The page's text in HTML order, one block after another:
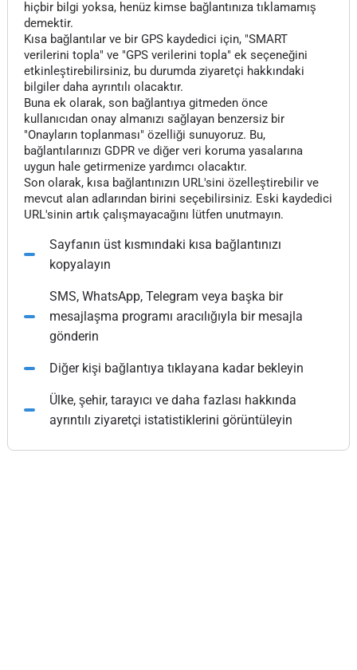
hiçbir bilgi yoksa, henüz kimse bağlantınıza tıklamamış
demektir.
Kısa bağlantılar ve bir GPS kaydedici için, "SMART
verilerini topla" ve "GPS verilerini topla" ek seçeneğini
etkinleştirebilirsiniz, bu durumda ziyaretçi hakkındaki
bilgiler daha ayrıntılı olacaktır.
Buna ek olarak, son bağlantıya gitmeden önce
kullanıcıdan onay almanızı sağlayan benzersiz bir
"Onayların toplanması" özelliği sunuyoruz. Bu,
bağlantılarınızı GDPR ve diğer veri koruma yasalarına
uygun hale getirmenize yardımcı olacaktır.
Son olarak, kısa bağlantınızın URL'sini özelleştirebilir ve
mevcut alan adlarından birini seçebilirsiniz. Eski kaydedici
URL'sinin artık çalışmayacağını lütfen unutmayın.
Sayfanın üst kısmındaki kısa bağlantınızı
kopyalayın
SMS, WhatsApp, Telegram veya başka bir
mesajlaşma programı aracılığıyla bir mesajla
gönderin
Diğer kişi bağlantıya tıklayana kadar bekleyin
Ülke, şehir, tarayıcı ve daha fazlası hakkında
ayrıntılı ziyaretçi istatistiklerini görüntüleyin